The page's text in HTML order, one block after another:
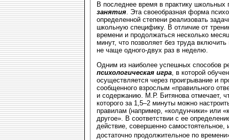
В последнее время в практику
занятия. Эта своеобразная форма
определенной степени реализовать
школьную специфику. В отличие от
времени и продолжаться несколько
минут, что позволяет без труда
не чаще одного-двух раз в неделю.
Одним из наиболее успешных способов
психологическая игра , в которой
осуществляется через проигрывание и
сообщенного взрослым «правильного
и содержанию. М.Р. Битянова отмечает,
которого за 1,5–2 минуты можно
правилам (например, «колдунчики» или
другое». В соответствии с ее
действие, совершенно
достаточно продолжительное по